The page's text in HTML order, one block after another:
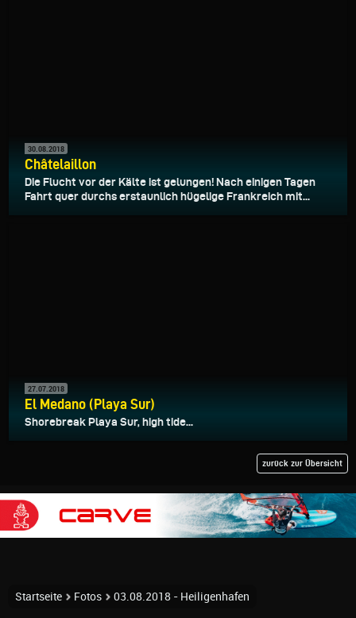
30.08.2018
Châtelaillon
Die Flucht vor der Kälte ist gelungen! Nach einigen Tagen
Fahrt quer durchs erstaunlich hügelige Frankreich mit...
27.07.2018
El Medano (Playa Sur)
Shorebreak Playa Sur, high tide...
zurück zur Übersicht
Startseite Fotos 03.08.2018 - Heiligenhafen